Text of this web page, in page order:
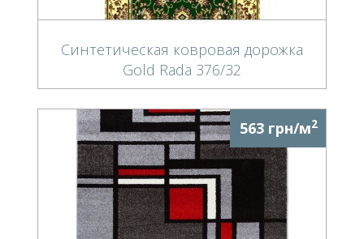
Синтетическая ковровая дорожка
Gold Rada 376/32
563 грн/м2